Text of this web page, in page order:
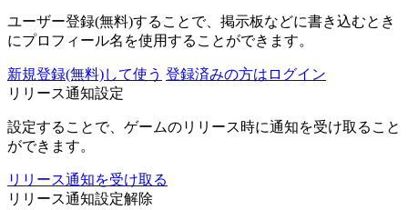
ユーザー登録(無料)することで、掲示板などに書き込むとき
にプロフィール名を使用することができます。
新規登録(無料)して使う 登録済みの方はログイン
リリース通知設定
設定することで、ゲームのリリース時に通知を受け取ること
ができます。
リリース通知を受け取る
リリース通知設定解除